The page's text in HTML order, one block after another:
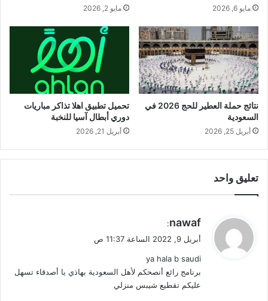
مايو 6, 2026 مايو 2, 2026
نتائج حملة العطير للحج 2026 في
السعودية
أبريل 25, 2026
تحميل تطبيق اهلا تذاكر مباريات
دوري أبطال آسيا للنخبة‬⁩
أبريل 21, 2026
تعليق واحد
ي
ق
ل
nawaf
:
أبريل 9, 2022 الساعة 11:37 ص
ya hala b saudi
برنامج رائع أنصحكم لأهل السعودية بهاذي يا أصدقاء تسهل
عليكم تقطيع شيبس منزلي